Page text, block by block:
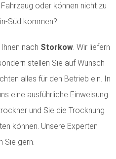
oder können nicht zu
Süd kommen?
nach Storkow . Wir liefern
stellen Sie auf Wunsch
alles für den Betrieb ein. In
eine ausführliche Einweisung
und Sie die Trocknung
können. Unsere Experten
Sie gern.